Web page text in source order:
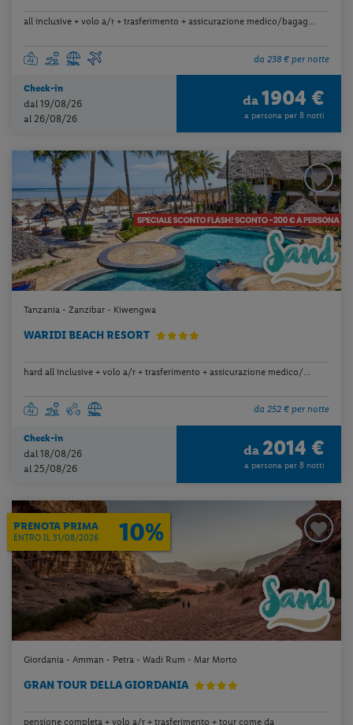
all inclusive + volo a/r + trasferimento + assicurazione medico/bagag...
da 238 € per notte
Check-in
dal 19/08/26
al 26/08/26
da 1904 €
a persona per 8 notti
Tanzania - Zanzibar - Kiwengwa
WARIDI BEACH RESORT
hard all inclusive + volo a/r + trasferimento + assicurazione medico/...
da 252 € per notte
Check-in
dal 18/08/26
al 25/08/26
da 2014 €
a persona per 8 notti
PRENOTA PRIMA
ENTRO IL 31/08/2026 10%
Giordania - Amman - Petra - Wadi Rum - Mar Morto
GRAN TOUR DELLA GIORDANIA
pensione completa + volo a/r + trasferimento + tour come da